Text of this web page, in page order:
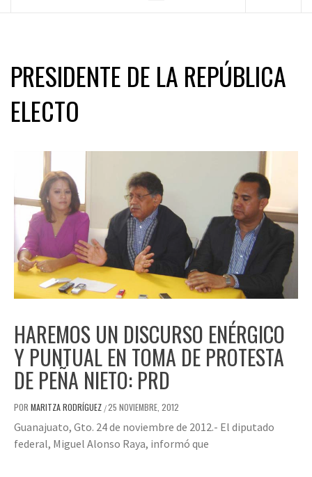
PRESIDENTE DE LA REPÚBLICA
ELECTO
HAREMOS UN DISCURSO ENÉRGICO
Y PUNTUAL EN TOMA DE PROTESTA
DE PEÑA NIETO: PRD
POR MARITZA RODRÍGUEZ /25 NOVIEMBRE, 2012
Guanajuato, Gto. 24 de noviembre de 2012.- El diputado
federal, Miguel Alonso Raya, informó que